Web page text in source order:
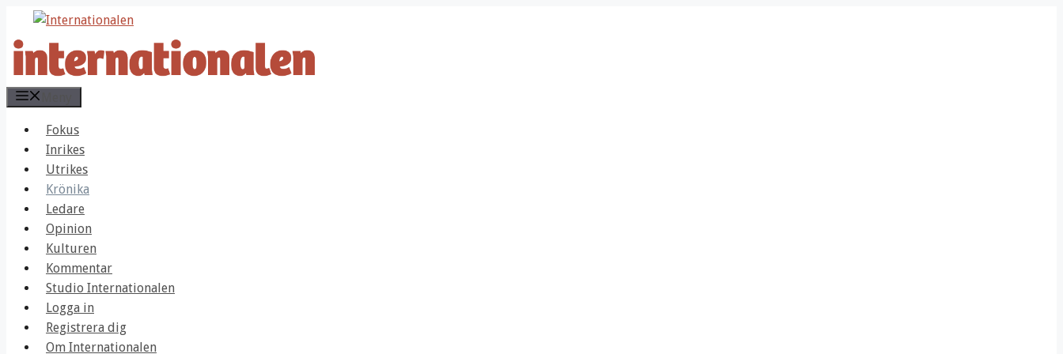
Hoppa
innehåll
Fokus
Inrikes
Utrikes
Krönika
Ledare
Opinion
Kulturen
Kommentar
Studio Internationalen
Logga in
Registrera dig
Om Internationalen